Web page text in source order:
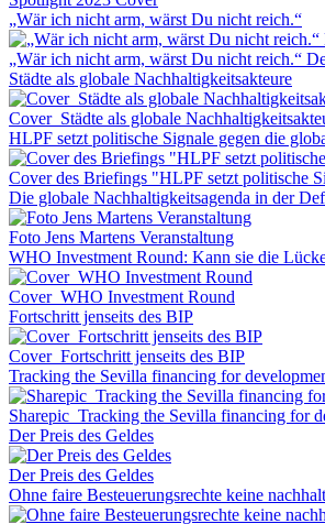
„Wär ich nicht arm, wärst Du nicht reich.“
„Wär ich nicht arm, wärst Du nicht reich.“
Städte als globale Nachhaltigkeitsakteure
Cover_Städte als globale
HLPF setzt politische Signale gegen die
Cover des Briefings "HLPF setzt politische
Die globale Nachhaltigkeitsagenda in der
Foto Jens Martens Veranstaltung
WHO Investment Round: Kann sie die
Cover_WHO Investment Round
Fortschritt jenseits des BIP
Cover_Fortschritt jenseits des BIP
Tracking the Sevilla financing for
Sharepic_Tracking the Sevilla financing for
Der Preis des Geldes
Der Preis des Geldes
Ohne faire Besteuerungsrechte keine